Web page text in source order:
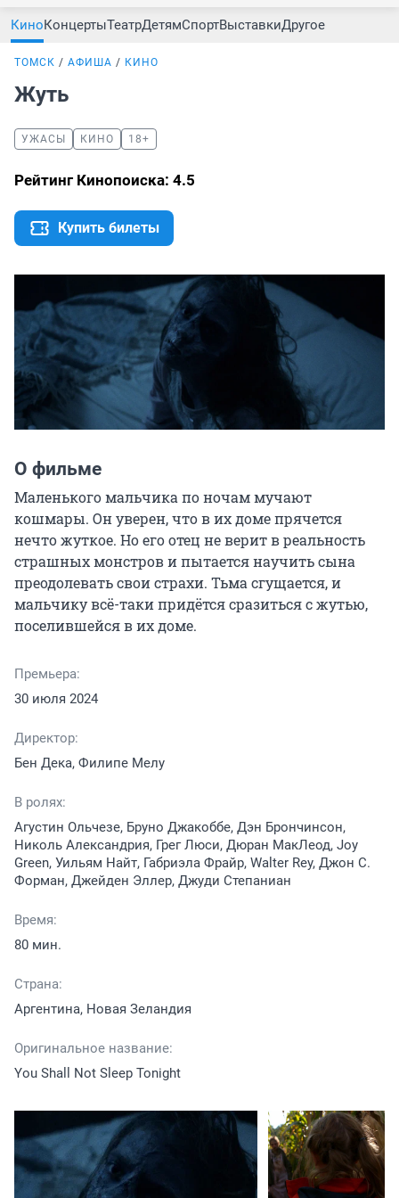
КиноКонцертыТеатрДетямСпортВыставкиДругое
ТОМСК АФИША КИНО
Жуть
УЖАСЫ КИНО 18+
Рейтинг Кинопоиска: 4.5
Купить билеты
О фильме
Маленького мальчика по ночам мучают
кошмары. Он уверен, что в их доме прячется
нечто жуткое. Но его отец не верит в реальность
страшных монстров и пытается научить сына
преодолевать свои страхи. Тьма сгущается, и
мальчику всё-таки придётся сразиться с жутью,
поселившейся в их доме.
Премьера:
30 июля 2024
Директор:
Бен Дека, Филипе Мелу
В ролях:
Агустин Ольчезе, Бруно Джакоббе, Дэн Брончинсон,
Николь Александрия, Грег Люси, Дюран МакЛеод, Joy
Green, Уильям Найт, Габриэла Фрайр, Walter Rey, Джон С.
Форман, Джейден Эллер, Джуди Степаниан
Время:
80 мин.
Страна:
Аргентина, Новая Зеландия
Оригинальное название:
You Shall Not Sleep Tonight